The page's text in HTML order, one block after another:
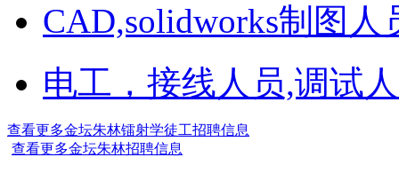
CAD,solidworks制图人
电工，接线人员,调试
查看更多金坛朱林镭射学徒工招聘信息
查看更多金坛朱林招聘信息